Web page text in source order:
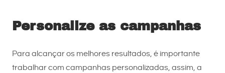
Personalize as campanhas
Para alcançar os melhores resultados, é importante
trabalhar com campanhas personalizadas, assim, a